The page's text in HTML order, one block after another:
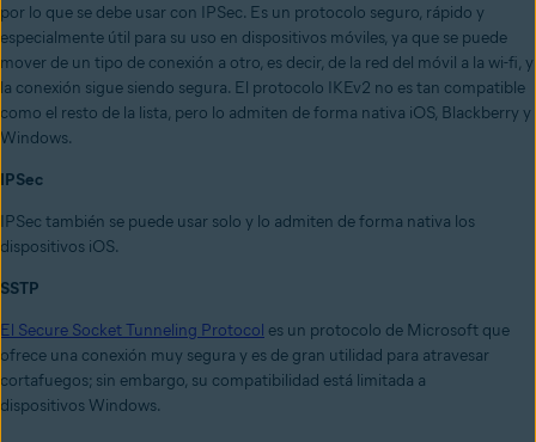
por lo que se debe usar con IPSec. Es un protocolo seguro, rápido y
especialmente útil para su uso en dispositivos móviles, ya que se puede
mover de un tipo de conexión a otro, es decir, de la red del móvil a la wi-fi, y
la conexión sigue siendo segura. El protocolo IKEv2 no es tan compatible
como el resto de la lista, pero lo admiten de forma nativa iOS, Blackberry y
Windows.
IPSec
IPSec también se puede usar solo y lo admiten de forma nativa los
dispositivos iOS.
SSTP
El Secure Socket Tunneling Protocol es un protocolo de Microsoft que
ofrece una conexión muy segura y es de gran utilidad para atravesar
cortafuegos; sin embargo, su compatibilidad está limitada a
dispositivos Windows.